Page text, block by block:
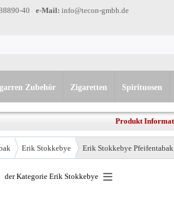
40 e-Mail: info@tecon-gmbh.de
Zubehör Zigaretten Spirituosen
Produkt
Erik Stokkebye Erik Stokkebye
der Kategorie Erik Stokkebye